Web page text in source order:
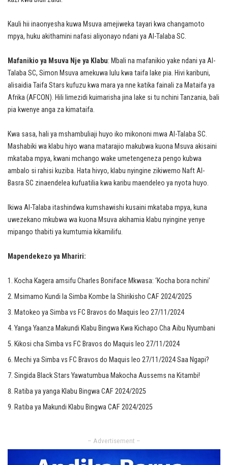
Kauli hii inaonyesha kuwa Msuva amejiweka tayari kwa changamoto
mpya, huku akithamini nafasi aliyonayo ndani ya Al-Talaba SC.
Mafanikio ya Msuva Nje ya Klabu: Mbali na mafanikio yake ndani ya Al-
Talaba SC, Simon Msuva amekuwa lulu kwa taifa lake pia. Hivi karibuni,
alisaidia Taifa Stars kufuzu kwa mara ya nne katika fainali za Mataifa ya
Afrika (AFCON). Hili limezidi kuimarisha jina lake si tu nchini Tanzania, bali
pia kwenye anga za kimataifa.
Kwa sasa, hali ya mshambuliaji huyo iko mikononi mwa Al-Talaba SC.
Mashabiki wa klabu hiyo wana matarajio makubwa kuona Msuva akisaini
mkataba mpya, kwani mchango wake umetengeneza pengo kubwa
ambalo si rahisi kuziba. Hata hivyo, klabu nyingine zikiwemo Naft Al-
Basra SC zinaendelea kufuatilia kwa karibu maendeleo ya nyota huyo.
Ikiwa Al-Talaba itashindwa kumshawishi kusaini mkataba mpya, kuna
uwezekano mkubwa wa kuona Msuva akihamia klabu nyingine yenye
mipango thabiti ya kumtumia kikamilifu.
Mapendekezo ya Mhariri:
Kocha Kagera amsifu Charles Boniface Mkwasa: ‘Kocha bora nchini’
Msimamo Kundi la Simba Kombe la Shirikisho CAF 2024/2025
Matokeo ya Simba vs FC Bravos do Maquis leo 27/11/2024
Yanga Yaanza Makundi Klabu Bingwa Kwa Kichapo Cha Aibu Nyumbani
Kikosi cha Simba vs FC Bravos do Maquis leo 27/11/2024
Mechi ya Simba vs FC Bravos do Maquis leo 27/11/2024 Saa Ngapi?
Singida Black Stars Yawatumbua Makocha Aussems na Kitambi!
Ratiba ya yanga Klabu Bingwa CAF 2024/2025
Ratiba ya Makundi Klabu Bingwa CAF 2024/2025
– Advertisement –